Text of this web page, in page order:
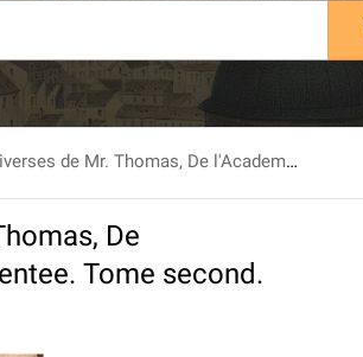
Oeuvres diverses de Mr. Thomas, De l'Academie Francoise. Nouvelle Edition augmentee. Tome second.
De
Tome second.